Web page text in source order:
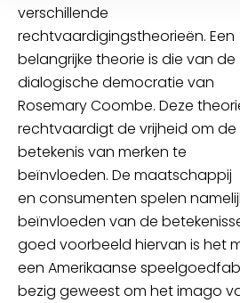
verschillende
rechtvaardigingstheorieën. Een
belangrijke theorie is die van de
dialogische democratie van
Rosemary Coombe. Deze
rechtvaardigt de vrijheid om de
betekenis van merken te
beïnvloeden. De maatschappij
en consumenten spelen
beïnvloeden van de
goed voorbeeld hiervan is het
een Amerikaanse
bezig geweest om het imago